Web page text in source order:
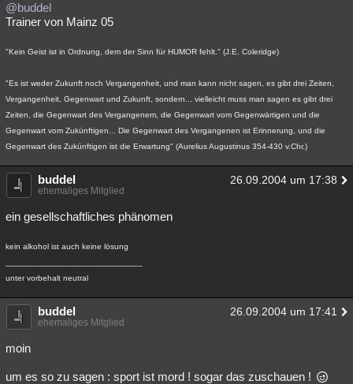
@buddel
Trainer von Mainz 05
"Kein Geist ist in Ordnung, dem der Sinn für HUMOR fehlt." (J.E. Coleridge)
"Es ist weder Zukunft noch Vergangenheit, und man kann nicht sagen, es gibt drei Zeiten,
Vergangenheit, Gegenwart und Zukunft, sondern... vielleicht muss man sagen es gibt drei
Zeiten, die Gegenwart des Vergangenem, die Gegenwart vom Gegenwärtigen und die
Gegenwart vom Zukünftigen... Die Gegenwart des Vergangenen ist Erinnerung, und die
Gegenwart des Zukünftigen ist die Erwartung" (Aurelius Augustinus 354-430 v.Chr.)
buddel 26.09.2004 um 17:38
ehemaliges Mitglied
ein gesellschaftliches phänomen
kein alkohol ist auch keine lösung
unter vorbehalt neutral
buddel 26.09.2004 um 17:41
ehemaliges Mitglied
moin
um es so zu sagen : sport ist mord ! sogar das zuschauen !